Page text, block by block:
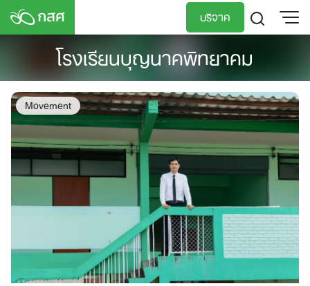
Skip
content
บริจาค
TH
โรงเรียนบุญนาคพิทยาคม
Movement